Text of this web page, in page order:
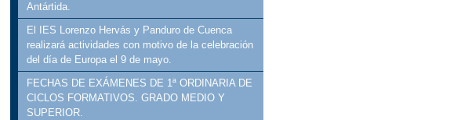
Antártida.
El IES Lorenzo Hervás y Panduro de Cuenca
realizará actividades con motivo de la celebración
del día de Europa el 9 de mayo.
FECHAS DE EXÁMENES DE 1ª ORDINARIA DE
CICLOS FORMATIVOS. GRADO MEDIO Y
SUPERIOR.